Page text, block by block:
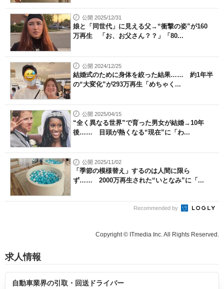
公開 2025/12/31
娘と「同世代」に見える父→“衝撃の姿”が160
万再生 「お、お父さん？？」「80...
公開 2024/12/25
結婚式のために身体を絞った結果…… 約1年半
の“大変化”が293万再生「めちゃく...
公開 2025/04/15
“全く異なる世界”で育った男女が結婚→10年
後…… 目頭が熱くなる“現在”に「わ...
公開 2025/11/02
「季節の模様替え」するのは人間に限ら
ず…… 2000万再生された“いとなみ”に「...
Recommended by
Copyright © ITmedia Inc. All Rights Reserved.
求人情報
自動車業界の引取・回送ドライバー